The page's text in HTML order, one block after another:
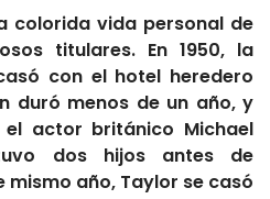
colorida vida personal de
titulares. En 1950, la
con el hotel heredero
duró menos de un año, y
actor británico Michael
dos hijos antes de
mismo año, Taylor se casó